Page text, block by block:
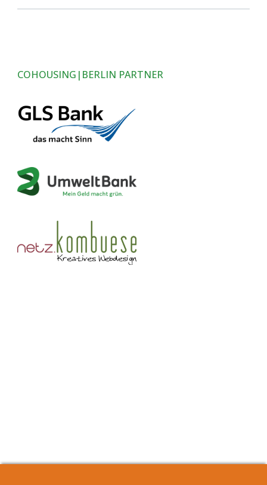
COHOUSING|BERLIN PARTNER